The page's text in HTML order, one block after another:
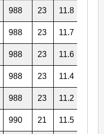
988 23 11.8
988 23 11.7
988 23 11.6
988 23 11.4
988 23 11.2
990 21 11.5